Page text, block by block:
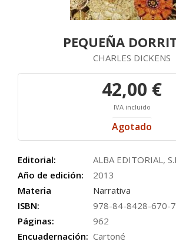
PEQUEÑA
CHARLES DICKENS
42,00 €
IVA incluido
Agotado
Editorial:
ALBA EDITORIAL,
Año de edición:
2013
Materia
Narrativa
ISBN:
978-84-8428-670-7
Páginas:
962
Encuadernación: Cartoné